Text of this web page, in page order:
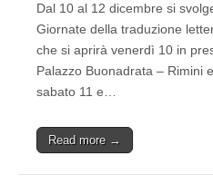
Dal 10 al 12 dicembre si
Giornate della traduzione
che si aprirà venerdì 10 in
Palazzo Buonadrata – Rimini
sabato 11 e…
Read more →